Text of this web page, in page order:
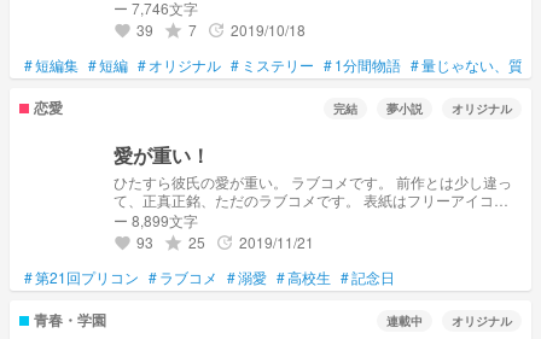
❉ ❊ ❋ 短編集になります。 どのチャプターから読んでも大丈
夫です。ですが、全て読まないとわからない結末もあります。
あくまで『も』、ですが。
ー 7,746文字
favorite 39 grade 7 update 2019/10/18
#短編集 #短編 #オリジナル # ミステリー #1分間物語 #量じゃない、質だ
恋愛 完結 夢小説 オリジナル
愛が重い！
ひたすら彼氏の愛が重い。 ラブコメです。 前作とは少し違っ
て、正真正銘、ただのラブコメです。 表紙はフリーアイコン
用に配布されたイラストを使用しています！
ー 8,899文字
favorite 93 grade 25 update 2019/11/21
#第21回プリコン #ラブコメ #溺愛 #高校生 #記念日
青春・学園 連載中 オリジナル